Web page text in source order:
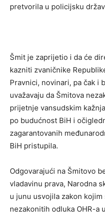
pretvorila u policijsku
Šmit je zaprijetio i da će
kazniti zvaničnike
Pravnici, novinari, pa čak i
uvažavaju da Šmitova
prijetnje vansudskim
po budućnost BiH i
zagarantovanih
BiH pristupila.
Odgovarajući na Šmitovo
vladavinu prava, Narodna
u junu usvojila zakon
nezakonitih odluka OHR-a